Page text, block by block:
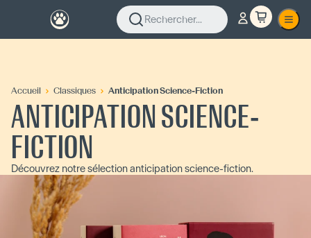
Rechercher...
Accueil Classiques Anticipation Science-Fiction
ANTICIPATION SCIENCE-
FICTION
Découvrez notre sélection anticipation science-fiction.